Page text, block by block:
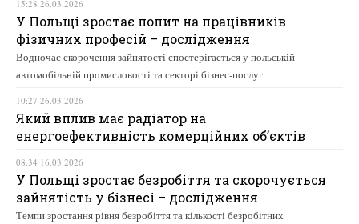
15:28 26.03.2026
У Польщі зростає попит на працівників
фізичних професій – дослідження
Водночас скорочення зайнятості спостерігається у польській
автомобільній промисловості та секторі бізнес-послуг
10:27 26.03.2026
Який вплив має радіатор на
енергоефективність комерційних об’єктів
08:34 16.03.2026
У Польщі зростає безробіття та скорочується
зайнятість у бізнесі – дослідження
Темпи зростання рівня безробіття та кількості безробітних